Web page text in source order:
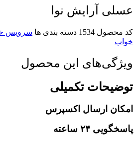
عسلی آرایش نوا
کد محصول 1534 دسته بندی ها سرویس
خواب
ویژگی‌های این محصول
توضیحات تکمیلی
امکان ارسال اکسپرس
پاسخگویی ۲۴ ساعته